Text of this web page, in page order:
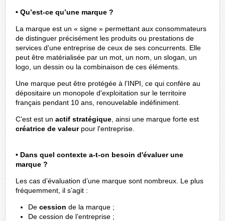
• Qu’est-ce qu’une marque ?
La marque est un « signe » permettant aux consommateurs
de distinguer précisément les produits ou prestations de
services d'une entreprise de ceux de ses concurrents. Elle
peut être matérialisée par un mot, un nom, un slogan, un
logo, un dessin ou la combinaison de ces éléments.
Une marque peut être protégée à l’INPI, ce qui confère au
dépositaire un monopole d'exploitation sur le territoire
français pendant 10 ans, renouvelable indéfiniment.
C’est est un actif stratégique , ainsi une marque forte est
créatrice de valeur pour l'entreprise.
• Dans quel contexte a-t-on besoin d'évaluer une
marque ?
Les cas d’évaluation d’une marque sont nombreux. Le plus
fréquemment, il s’agit :
De cession de la marque ;
De cession de l’entreprise ;